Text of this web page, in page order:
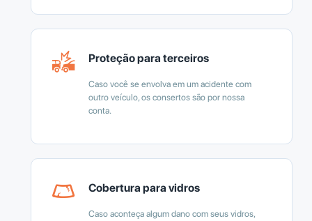
Proteção para terceiros
Caso você se envolva em um acidente com
outro veículo, os consertos são por nossa
conta.
Cobertura para vidros
Caso aconteça algum dano com seus vidros,